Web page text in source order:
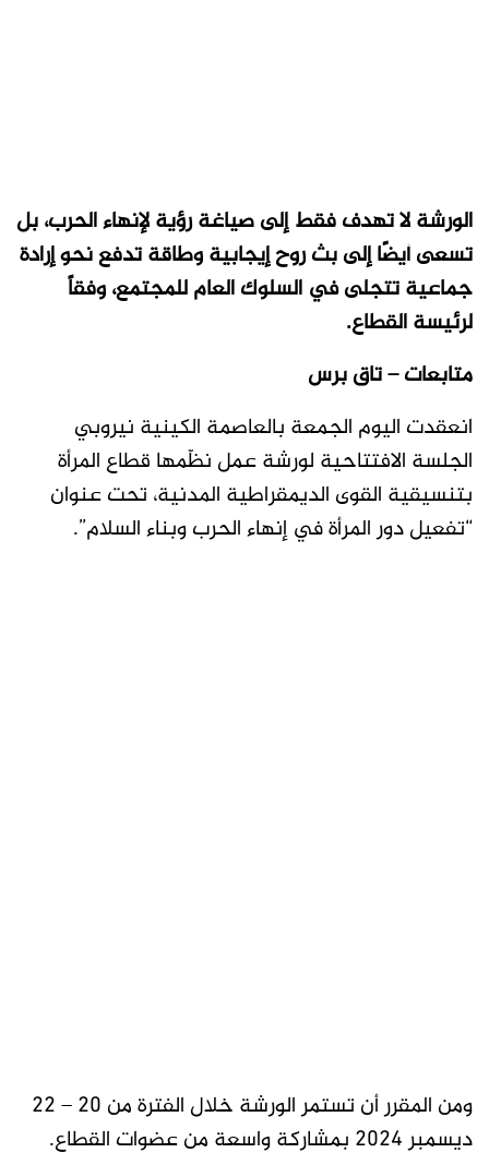
الورشة لا تهدف فقط إلى صياغة رؤية لإنهاء الحرب، بل
تسعى أيضًا إلى بث روح إيجابية وطاقة تدفع نحو إرادة
جماعية تتجلى في السلوك العام للمجتمع، وفقاً
لرئيسة القطاع.
متابعات – تاق برس
انعقدت اليوم الجمعة بالعاصمة الكينية نيروبي
الجلسة الافتتاحية لورشة عمل نظّمها قطاع المرأة
بتنسيقية القوى الديمقراطية المدنية، تحت عنوان
“تفعيل دور المرأة في إنهاء الحرب وبناء السلام”.
ومن المقرر أن تستمر الورشة خلال الفترة من 20 – 22
ديسمبر 2024 بمشاركة واسعة من عضوات القطاع.